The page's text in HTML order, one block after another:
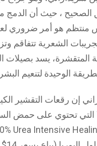
، حيث أن الدمج
منتظم هو أمر ضروري
الشعرية تتفاقم
المتقشرة، يسد بصيلات
الوحيدة لتنعيم